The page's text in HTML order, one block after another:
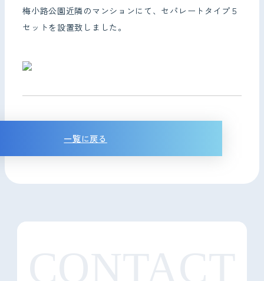
梅小路公園近隣のマンションにて、セパレートタイプ５
セットを設置致しました。
一覧に戻る